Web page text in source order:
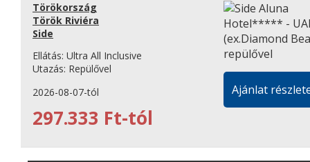
Törökország
Török Riviéra
Side
Ellátás: Ultra All Inclusive
Utazás: Repülővel
2026-08-07-tól
297.333 Ft-tól
Ajánlat